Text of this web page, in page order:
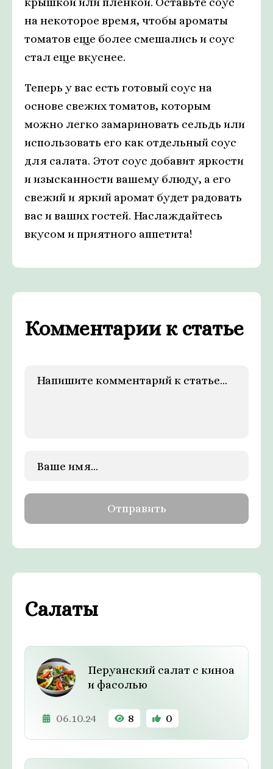
на некоторое время, чтобы ароматы
томатов еще более смешались и соус
стал еще вкуснее.
Теперь у вас есть готовый соус на
основе свежих томатов, которым
можно легко замариновать сельдь или
использовать его как отдельный соус
для салата. Этот соус добавит яркости
и изысканности вашему блюду, а его
свежий и яркий аромат будет радовать
вас и ваших гостей. Наслаждайтесь
вкусом и приятного аппетита!
Комментарии к статье
Салаты
Перуанский салат с киноа
и фасолью
06.10.24 8 0